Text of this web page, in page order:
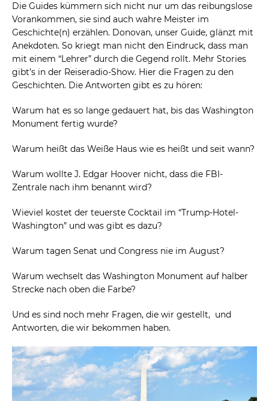
Die Guides kümmern sich nicht nur um das reibungslose
Vorankommen, sie sind auch wahre Meister im
Geschichte(n) erzählen. Donovan, unser Guide, glänzt mit
Anekdoten. So kriegt man nicht den Eindruck, dass man
mit einem “Lehrer” durch die Gegend rollt. Mehr Stories
gibt’s in der Reiseradio-Show. Hier die Fragen zu den
Geschichten. Die Antworten gibt es zu hören:
Warum hat es so lange gedauert hat, bis das Washington
Monument fertig wurde?
Warum heißt das Weiße Haus wie es heißt und seit wann?
Warum wollte J. Edgar Hoover nicht, dass die FBI-
Zentrale nach ihm benannt wird?
Wieviel kostet der teuerste Cocktail im “Trump-Hotel-
Washington” und was gibt es dazu?
Warum tagen Senat und Congress nie im August?
Warum wechselt das Washington Monument auf halber
Strecke nach oben die Farbe?
Und es sind noch mehr Fragen, die wir gestellt, und
Antworten, die wir bekommen haben.